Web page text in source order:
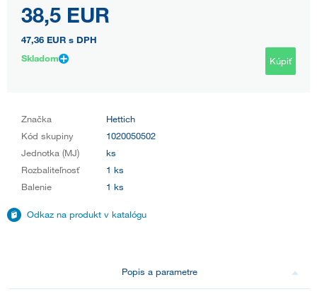
38,5 EUR
47,36 EUR s DPH
Skladom
Kúpiť
Značka
Hettich
Kód skupiny
1020050502
Jednotka (MJ)
ks
Rozbaliteľnosť
1 ks
Balenie
1 ks
Odkaz na produkt v katalógu
Popis a parametre